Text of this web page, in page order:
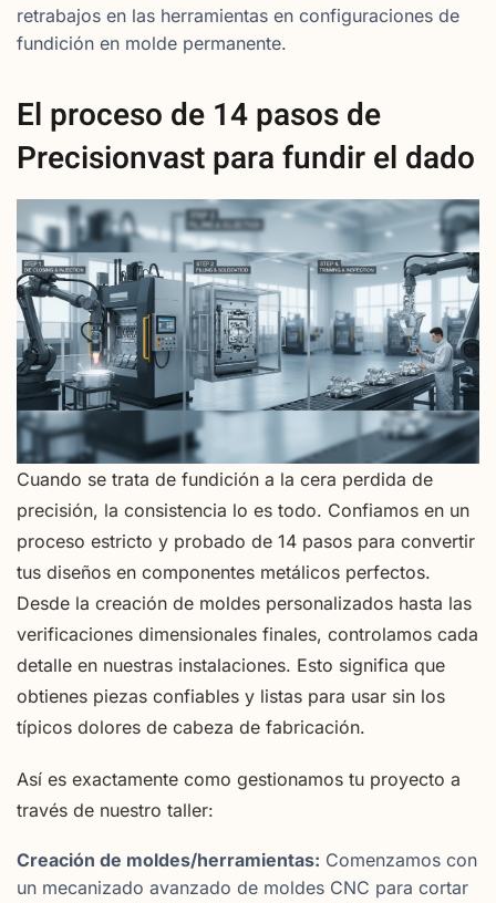
retrabajos en las herramientas en configuraciones de
fundición en molde permanente.
El proceso de 14 pasos de
Precisionvast para fundir el dado
Cuando se trata de fundición a la cera perdida de
precisión, la consistencia lo es todo. Confiamos en un
proceso estricto y probado de 14 pasos para convertir
tus diseños en componentes metálicos perfectos.
Desde la creación de moldes personalizados hasta las
verificaciones dimensionales finales, controlamos cada
detalle en nuestras instalaciones. Esto significa que
obtienes piezas confiables y listas para usar sin los
típicos dolores de cabeza de fabricación.
Así es exactamente como gestionamos tu proyecto a
través de nuestro taller:
Creación de moldes/herramientas: Comenzamos con
un mecanizado avanzado de moldes CNC para cortar